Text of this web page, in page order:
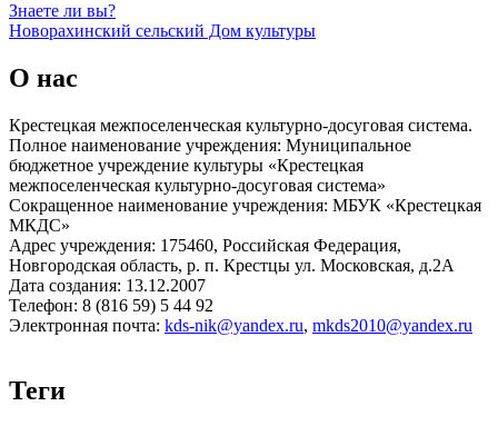
Знаете ли вы?
Новорахинский сельский Дом культуры
О нас
Крестецкая межпоселенческая культурно-досуговая система.
Полное наименование учреждения: Муниципальное
бюджетное учреждение культуры «Крестецкая
межпоселенческая культурно-досуговая система»
Сокращенное наименование учреждения: МБУК «Крестецкая
МКДС»
Адрес учреждения: 175460, Российская Федерация,
Новгородская область, р. п. Крестцы ул. Московская, д.2А
Дата создания: 13.12.2007
Телефон: 8 (816 59) 5 44 92
Электронная почта: kds-nik@yandex.ru, mkds2010@yandex.ru
Теги